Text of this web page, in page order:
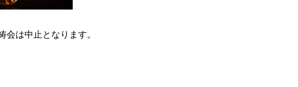
会は中止となります。